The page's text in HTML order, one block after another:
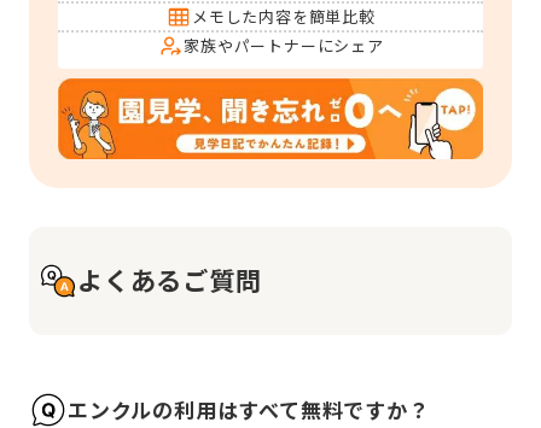
メモした内容を簡単比較
家族やパートナーにシェア
よくあるご質問
エンクルの利用はすべて無料ですか？